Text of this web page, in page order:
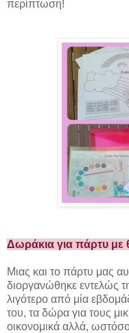
περίπτωση!
Δωράκια για πάρτυ με
Μιας και το πάρτυ μας
διοργανώθηκε εντελώς
λιγότερο από μία
του, τα δώρα για τους
οικονομικά αλλά,